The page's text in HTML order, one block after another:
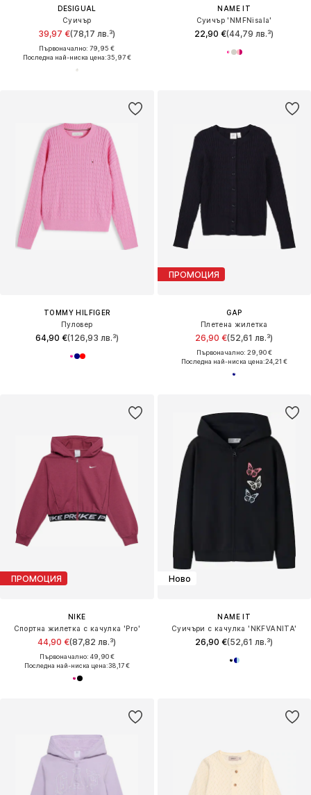
DESIGUAL
Суичър
39,97 €(78,17 лв.³)
Първоначално: 79,95 €
Последна най-ниска цена:35,97 €
NAME IT
Суичър 'NMFNisala'
22,90 €(44,79 лв.³)
TOMMY HILFIGER
Пуловер
64,90 €(126,93 лв.³)
ПРОМОЦИЯ
GAP
Плетена жилетка
26,90 €(52,61 лв.³)
Първоначално: 29,90 €
Последна най-ниска цена:24,21 €
ПРОМОЦИЯ
NIKE
Спортна жилетка с качулка 'Pro'
44,90 €(87,82 лв.³)
Първоначално: 49,90 €
Последна най-ниска цена:38,17 €
Ново
NAME IT
Суичъри с качулка 'NKFVANITA'
26,90 €(52,61 лв.³)